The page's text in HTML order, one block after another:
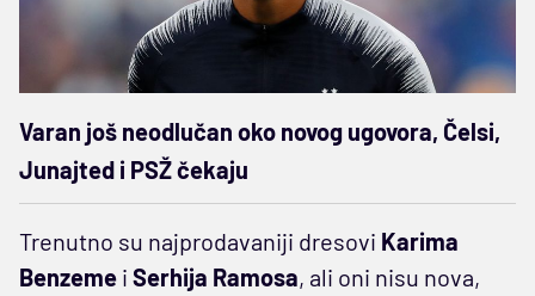
Varan još neodlučan oko novog ugovora, Čelsi,
Junajted i PSŽ čekaju
Trenutno su najprodavaniji dresovi Karima
Benzeme i Serhija Ramosa, ali oni nisu nova,